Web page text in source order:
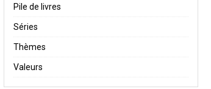
Pile de livres
Séries
Thèmes
Valeurs